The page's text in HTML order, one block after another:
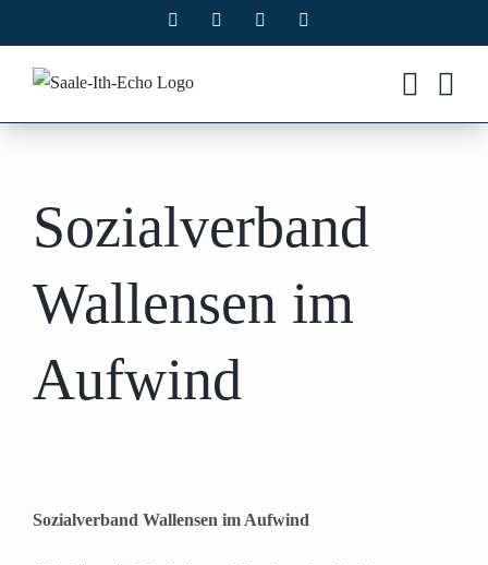
Inhalt
springen
Facebook Instagram
Sozialverband
Wallensen im
Aufwind
Sozialverband Wallensen im Aufwind